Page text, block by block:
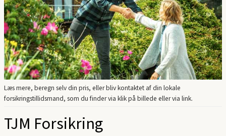
Læs mere, beregn selv din pris, eller bliv kontaktet af din lokale
forsikringstillidsmand, som du finder via klik på billede eller via link.
TJM Forsikring